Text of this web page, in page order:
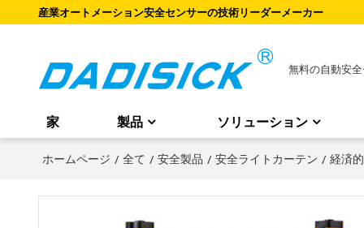
産業オートメーション安全センサーの技術リーダーメーカー
無料の自動安
家 製品 ソリューション
ホームページ / 全て / 安全製品 / 安全ライトカーテン / 経済